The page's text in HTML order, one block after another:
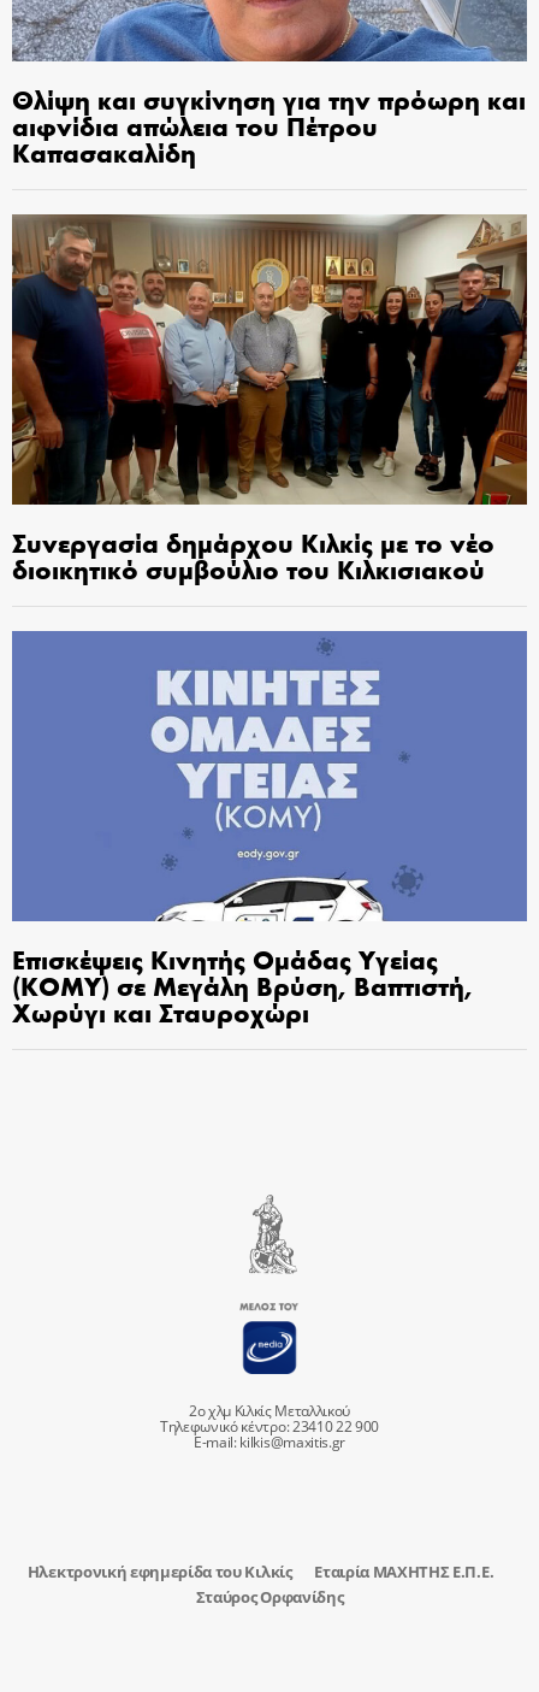
Θλίψη και συγκίνηση για την πρόωρη και
αιφνίδια απώλεια του Πέτρου
Καπασακαλίδη
Συνεργασία δημάρχου Κιλκίς με το νέο
διοικητικό συμβούλιο του Κιλκισιακού
Επισκέψεις Κινητής Ομάδας Υγείας
(ΚΟΜΥ) σε Μεγάλη Βρύση, Βαπτιστή,
Χωρύγι και Σταυροχώρι
2ο χλμ Κιλκίς Μεταλλικού
Τηλεφωνικό κέντρο: 23410 22 900
E-mail:kilkis@maxitis.gr
Ηλεκτρονική εφημερίδα του Κιλκίς
Εταιρία ΜΑΧΗΤΗΣ Ε.Π.Ε.
Σταύρος Ορφανίδης